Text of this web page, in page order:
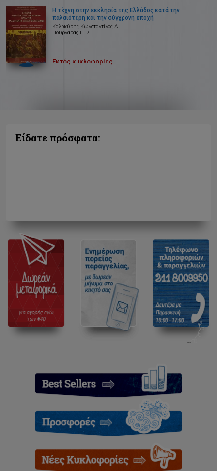
Η τέχνη στην εκκλησία της Ελλάδος κατά την
παλαιότερη και την σύγχρονη εποχή
Καλοκύρης Κωνσταντίνος Δ.
Πουρναράς Π. Σ.
Εκτός κυκλοφορίας
Είδατε πρόσφατα: